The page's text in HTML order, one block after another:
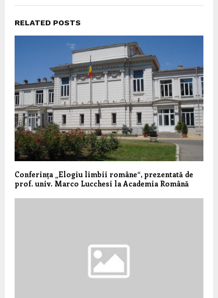
RELATED POSTS
Conferința „Elogiu limbii române“, prezentată de
prof. univ. Marco Lucchesi la Academia Română